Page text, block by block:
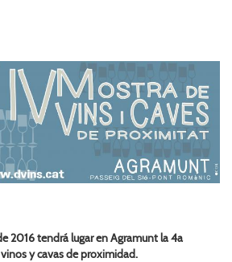
2016 tendrá lugar en Agramunt la 4a
y cavas de proximidad.